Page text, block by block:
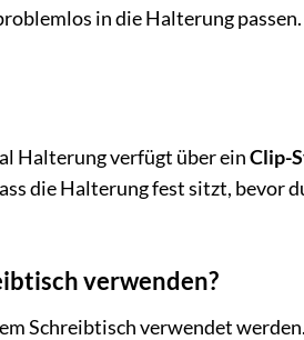
in die Halterung
Halterung verfügt über einClip-
die Halterung fest sitzt, bevor
verwenden?
Schreibtisch verwendet